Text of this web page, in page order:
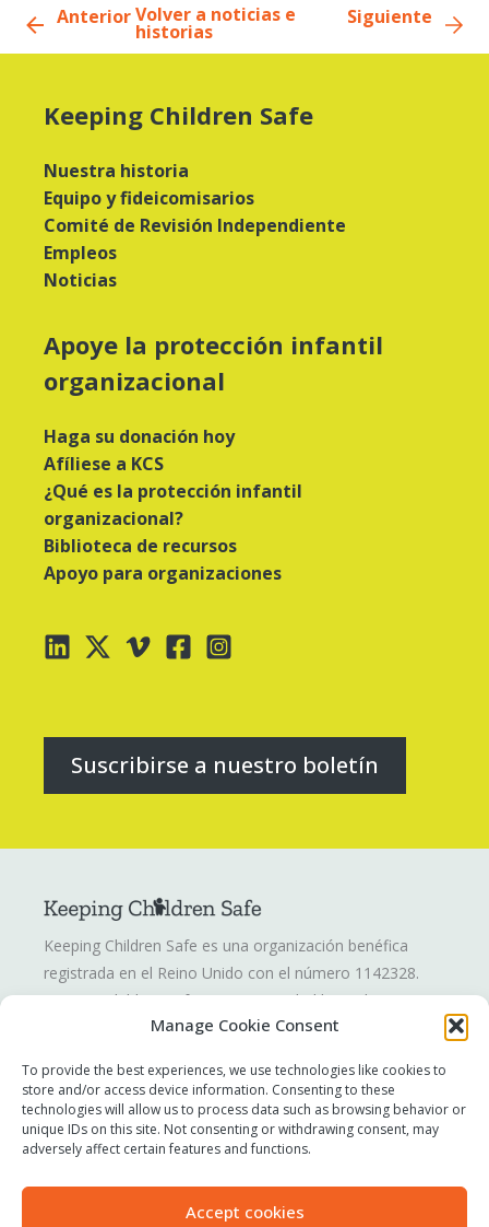
Manage Cookie Consent
To provide the best experiences, we use technologies like cookies to
store and/or access device information. Consenting to these
technologies will allow us to process data such as browsing behavior or
unique IDs on this site. Not consenting or withdrawing consent, may
adversely affect certain features and functions.
Accept cookies
AnteriorVolver a noticias e
historias
Siguiente
Keeping Children Safe
Nuestra historia
Equipo y fideicomisarios
Comité de Revisión Independiente
Empleos
Noticias
Apoye la protección infantil
organizacional
Haga su donación hoy
Afíliese a KCS
¿Qué es la protección infantil
organizacional?
Biblioteca de recursos
Apoyo para organizaciones
Suscribirse a nuestro boletín
Keeping Children Safe es una organización benéfica
registrada en el Reino Unido con el número 1142328.
Keeping Children Safe es una sociedad limitada por
garantía registrada en Inglaterra y Gales. Número de
Informar de una inquietud
Contáctenos